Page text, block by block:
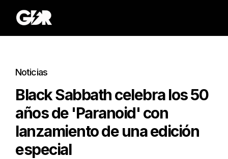
Noticias
Black Sabbath celebra los 50
años de 'Paranoid' con
lanzamiento de una edición
especial